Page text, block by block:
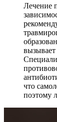
Лечение
вызывает
что
поэтому